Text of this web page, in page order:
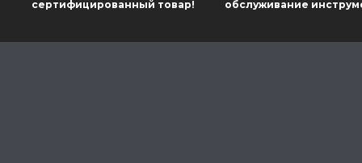
сертифицированный товар!
обслуживание